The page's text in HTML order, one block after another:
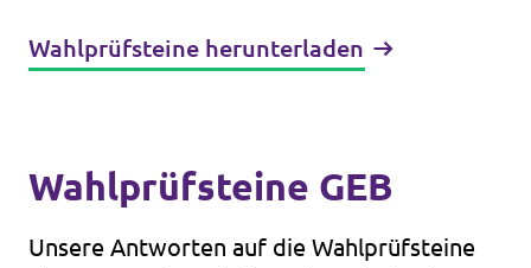
Wahlprüfsteine herunterladen
Wahlprüfsteine GEB
Unsere Antworten auf die Wahlprüfsteine